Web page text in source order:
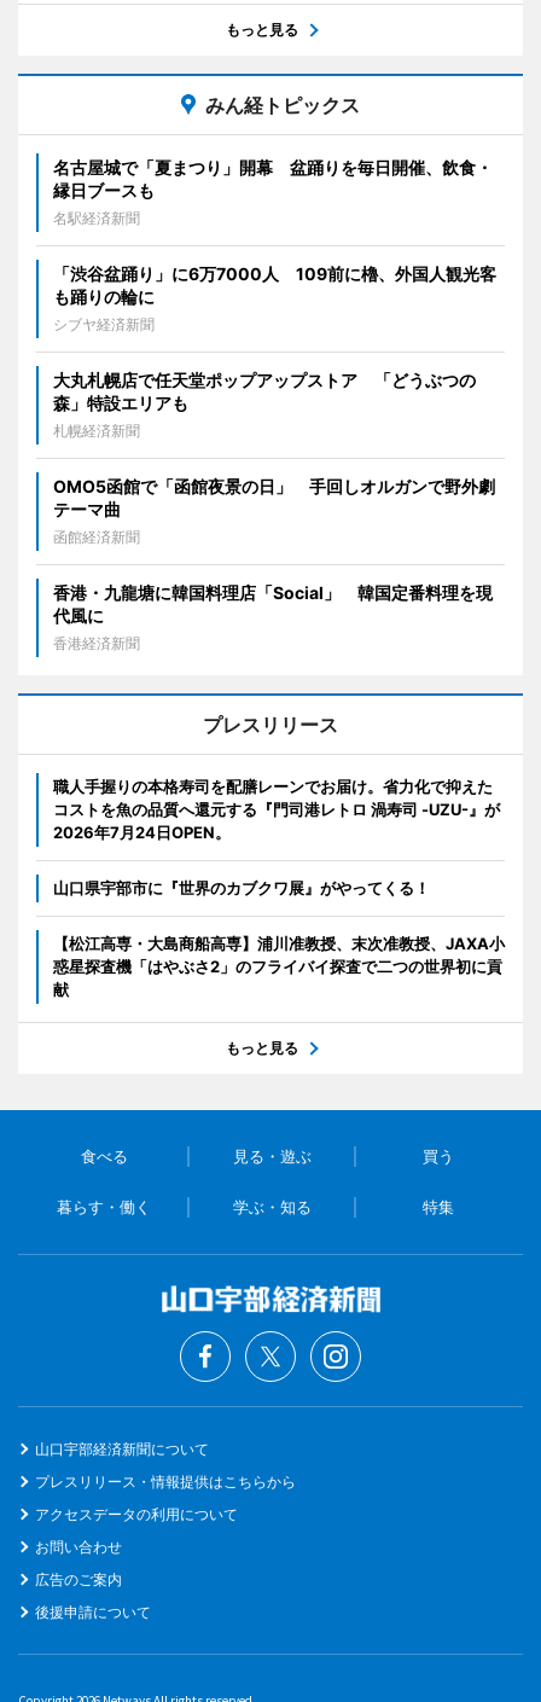
もっと見る
みん経トピックス
名古屋城で「夏まつり」開幕 盆踊りを毎日開催、飲食・
縁日ブースも
名駅経済新聞
「渋谷盆踊り」に6万7000人 109前に櫓、外国人観光客
も踊りの輪に
シブヤ経済新聞
大丸札幌店で任天堂ポップアップストア 「どうぶつの
森」特設エリアも
札幌経済新聞
OMO5函館で「函館夜景の日」 手回しオルガンで野外劇
テーマ曲
函館経済新聞
香港・九龍塘に韓国料理店「Social」 韓国定番料理を現
代風に
香港経済新聞
プレスリリース
職人手握りの本格寿司を配膳レーンでお届け。省力化で抑えた
コストを魚の品質へ還元する『門司港レトロ 渦寿司 -UZU-』が
2026年7月24日OPEN。
山口県宇部市に『世界のカブクワ展』がやってくる！
【松江高専・大島商船高専】浦川准教授、末次准教授、JAXA小
惑星探査機「はやぶさ2」のフライバイ探査で二つの世界初に貢
献
もっと見る
食べる 見る・遊ぶ 買う
暮らす・働く 学ぶ・知る 特集
山口宇部経済新聞について
プレスリリース・情報提供はこちらから
アクセスデータの利用について
お問い合わせ
広告のご案内
後援申請について